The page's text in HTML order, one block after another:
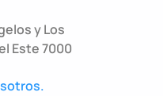
y Los
Este 7000